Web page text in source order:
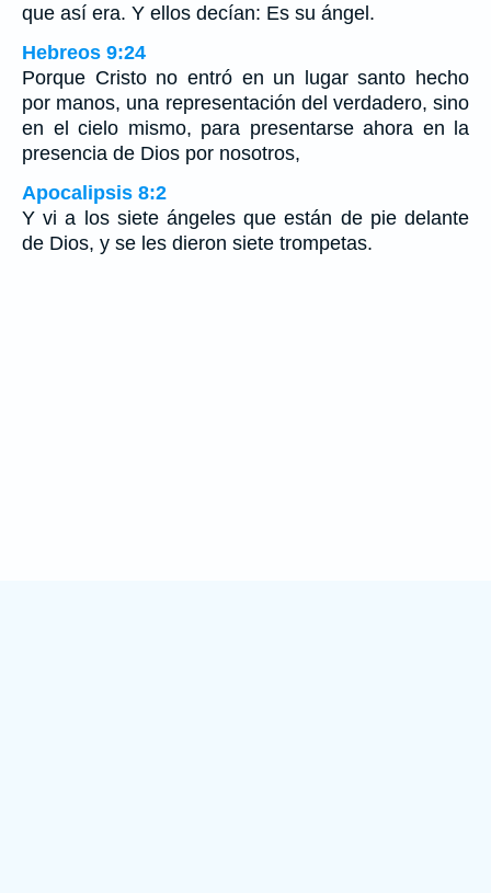
que así era. Y ellos decían: Es su ángel.
Hebreos 9:24
Porque Cristo no entró en un lugar santo hecho
por manos, una representación del verdadero, sino
en el cielo mismo, para presentarse ahora en la
presencia de Dios por nosotros,
Apocalipsis 8:2
Y vi a los siete ángeles que están de pie delante
de Dios, y se les dieron siete trompetas.